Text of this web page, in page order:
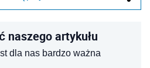
naszego artykułu
dla nas bardzo ważna